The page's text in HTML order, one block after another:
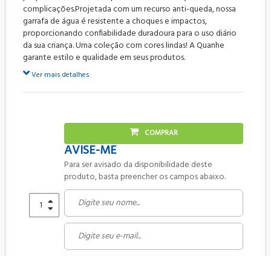
complicações.Projetada com um recurso anti-queda, nossa
garrafa de água é resistente a choques e impactos,
proporcionando confiabilidade duradoura para o uso diário
da sua criança. Uma coleção com cores lindas! A Quanhe
garante estilo e qualidade em seus produtos.
Ver mais detalhes
COMPRAR
AVISE-ME
para ser avisado da disponibilidade deste
produto, basta preencher os campos abaixo.